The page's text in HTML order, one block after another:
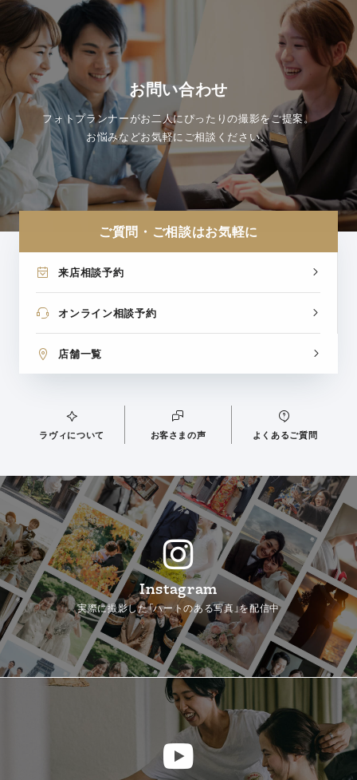
お問い合わせ
フォトプランナーがお二人にぴったりの撮影をご提案。
お悩みなどお気軽にご相談ください。
ご質問・ご相談はお気軽に
来店相談予約
オンライン相談予約
店舗一覧
ラヴィについて お客さまの声 よくあるご質問
Instagram
実際に撮影した「ハートのある写真」を配信中